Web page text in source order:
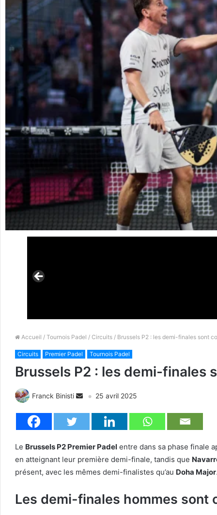
Accueil / Tournois Padel / Circuits / Brussels P2 : les demi-finales sont
Circuits Premier Padel Tournois Padel
Brussels P2 : les demi-finales
Franck Binisti 25 avril 2025
Le Brussels P2 Premier Padel entre dans sa phase finale
en atteignant leur première demi-finale, tandis que
présent, avec les mêmes demi-finalistes qu’au Doha Major
Les demi-finales hommes sont